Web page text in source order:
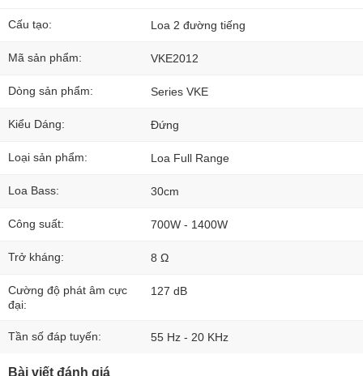
Cấu tạo: Loa 2 đường tiếng
Mã sản phẩm: VKE2012
Dòng sản phẩm: Series VKE
Kiểu Dáng: Đứng
Loại sản phẩm: Loa Full Range
Loa Bass: 30cm
Công suất: 700W - 1400W
Trở kháng: 8 Ω
Cường độ phát âm cực
đại:
127 dB
Tần số đáp tuyến: 55 Hz - 20 KHz
Bài viết đánh giá